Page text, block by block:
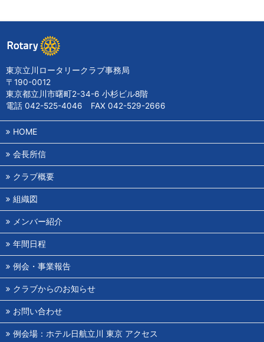
東京立川ロータリークラブ事務局
〒190-0012
東京都立川市曙町2-34-6 小杉ビル8階
電話 042-525-4046 FAX 042-529-2666
HOME
会長所信
クラブ概要
組織図
メンバー紹介
年間日程
例会・事業報告
クラブからのお知らせ
お問い合わせ
例会場：ホテル日航立川 東京 アクセス